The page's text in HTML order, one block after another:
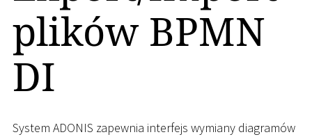
plików BPMN
DI
System ADONIS zapewnia interfejs wymiany diagramów